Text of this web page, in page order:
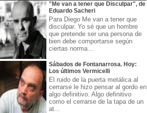
"Me van a tener que Disculpar", de
Eduardo Sacheri
Para Diego Me van a tener que
disculpar. Yo sé que un hombre
que pretende ser una persona de
bien debe comportarse según
ciertas norma...
Sábados de Fontanarrosa. Hoy:
Los últimos Vermicelli
El ruido de la puerta metálica al
cerrarse le hizo pensar al gordo en
algo definitivo. Algo definitivo
como el cerrarse de la tapa de un
at...